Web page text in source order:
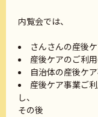
内覧会では、
さんさんの産後
産後ケアのご利
自治体の産後ケ
産後ケア事
し、
その後